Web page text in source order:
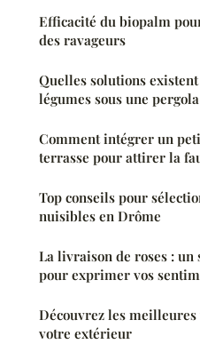
Efficacité du biopalm
des ravageurs
Quelles solutions
légumes sous une
Comment intégrer un
terrasse pour attirer la
Top conseils pour
nuisibles en Drôme
La livraison de roses :
pour exprimer vos
Découvrez les
votre extérieur